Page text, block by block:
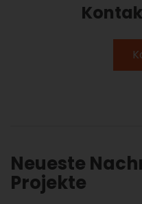
Neueste
Projekte